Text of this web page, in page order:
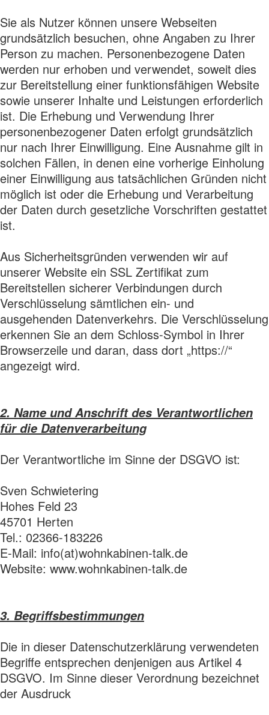
Sie als Nutzer können unsere Webseiten
grundsätzlich besuchen, ohne Angaben zu Ihrer
Person zu machen. Personenbezogene Daten
werden nur erhoben und verwendet, soweit dies
zur Bereitstellung einer funktionsfähigen Website
sowie unserer Inhalte und Leistungen erforderlich
ist. Die Erhebung und Verwendung Ihrer
personenbezogener Daten erfolgt grundsätzlich
nur nach Ihrer Einwilligung. Eine Ausnahme gilt in
solchen Fällen, in denen eine vorherige Einholung
einer Einwilligung aus tatsächlichen Gründen nicht
möglich ist oder die Erhebung und Verarbeitung
der Daten durch gesetzliche Vorschriften gestattet
ist.
Aus Sicherheitsgründen verwenden wir auf
unserer Website ein SSL Zertifikat zum
Bereitstellen sicherer Verbindungen durch
Verschlüsselung sämtlichen ein- und
ausgehenden Datenverkehrs. Die Verschlüsselung
erkennen Sie an dem Schloss-Symbol in Ihrer
Browserzeile und daran, dass dort „https://“
angezeigt wird.
2. Name und Anschrift des Verantwortlichen
für die Datenverarbeitung
Der Verantwortliche im Sinne der DSGVO ist:
Sven Schwietering
Hohes Feld 23
45701 Herten
Tel.: 02366-183226
E-Mail: info(at)wohnkabinen-talk.de
Website: www.wohnkabinen-talk.de
3. Begriffsbestimmungen
Die in dieser Datenschutzerklärung verwendeten
Begriffe entsprechen denjenigen aus Artikel 4
DSGVO. Im Sinne dieser Verordnung bezeichnet
der Ausdruck